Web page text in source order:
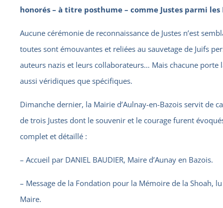
honorés – à titre posthume – comme Justes parmi les
Aucune cérémonie de reconnaissance de Justes n’est
toutes sont émouvantes et reliées au sauvetage de Juifs
auteurs nazis et leurs collaborateurs… Mais chacune porte
aussi véridiques que spécifiques.
Dimanche dernier, la Mairie d’Aulnay-en-Bazois servit de
de trois Justes dont le souvenir et le courage furent
complet et détaillé :
– Accueil par DANIEL BAUDIER, Maire d’Aunay en Bazois.
– Message de la Fondation pour la Mémoire de la Shoah,
Maire.